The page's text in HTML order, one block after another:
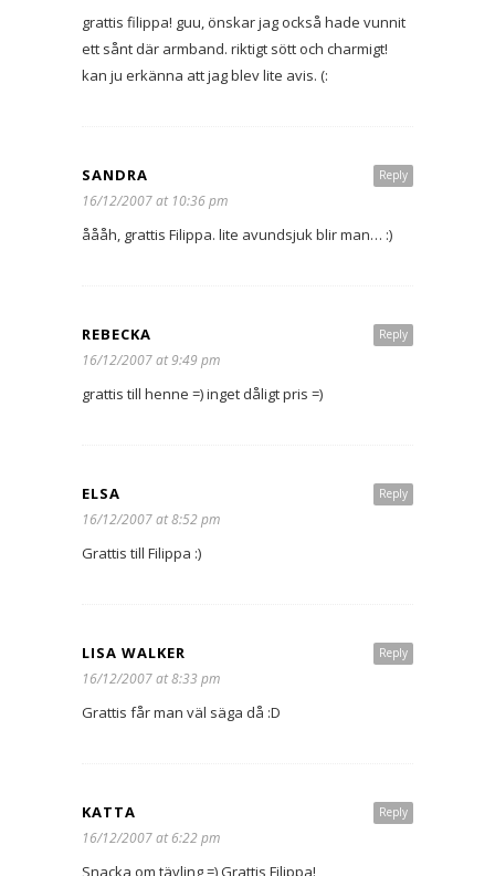
grattis filippa! guu, önskar jag också hade vunnit
ett sånt där armband. riktigt sött och charmigt!
kan ju erkänna att jag blev lite avis. (:
Reply
SANDRA
16/12/2007 at 10:36 pm
åååh, grattis Filippa. lite avundsjuk blir man… :)
Reply
REBECKA
16/12/2007 at 9:49 pm
grattis till henne =) inget dåligt pris =)
Reply
ELSA
16/12/2007 at 8:52 pm
Grattis till Filippa :)
Reply
LISA WALKER
16/12/2007 at 8:33 pm
Grattis får man väl säga då :D
Reply
KATTA
16/12/2007 at 6:22 pm
Snacka om tävling =) Grattis Filippa!